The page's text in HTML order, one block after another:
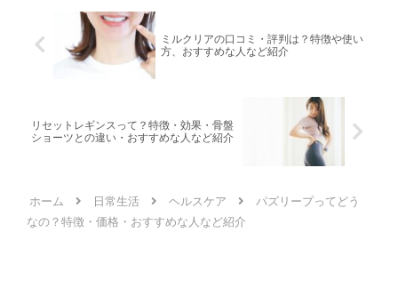
ミルクリアの口コミ・評判は？特徴や使い
方、おすすめな人など紹介
リセットレギンスって？特徴・効果・骨盤
ショーツとの違い・おすすめな人など紹介
ホーム 日常生活 ヘルスケア
パズリープってどう
なの？特徴・価格・おすすめな人など紹介